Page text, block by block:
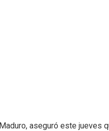
aseguró este jueves